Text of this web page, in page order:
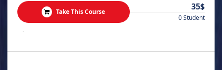
Take This Course 35$
0 Student
.